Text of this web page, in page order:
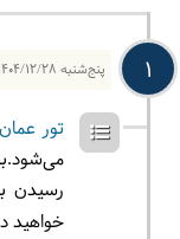
1 پنج‌شنبه 12/28
تور عمان
رسیدن
خواهید